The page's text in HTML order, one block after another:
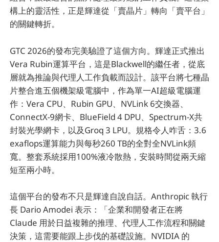
構上的靈活性，正是輝達從「賣晶片」轉向「賣平台」
的關鍵轉折。
GTC 2026的發布完美驗證了這個方向。輝達正式推出
Vera Rubin運算平台，這是Blackwell的繼任者，從底
層就為推論與代理人工作負載而設計。該平台將七種晶
片整合進五個機架級電腦中，作為單一AI超級電腦運
作：Vera CPU、Rubin GPU、NVLink 6交換器、
ConnectX-9網卡、BlueField 4 DPU、Spectrum-X共
封裝光學網卡，以及Groq 3 LPU。規格令人咋舌：3.6
exaflops運算能力與每秒260 TB的全對全NVLink頻
寬。整套系統採用100%液冷散熱，安裝時間從兩天縮
短至兩小時。
這個平台的發布不只是輝達自說自話。Anthropic 執行
長 Dario Amodei 表示：「企業和開發者正在將
Claude 用於日益複雜的推理、代理人工作流程和關鍵
決策，這需要能跟上步伐的基礎設施。NVIDIA 的